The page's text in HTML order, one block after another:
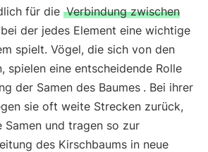
für die Verbindung zwischen
der jedes Element eine wichtige
spielt. Vögel, die sich von den
spielen eine entscheidende Rolle
der Samen des Baumes . Bei ihrer
sie oft weite Strecken zurück,
und tragen so zur
des Kirschbaums in neue